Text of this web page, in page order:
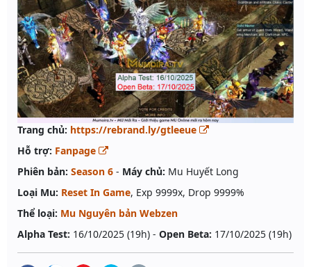
Trang chủ: https://rebrand.ly/gtleeue
Hỗ trợ: Fanpage
Phiên bản: Season 6 - Máy chủ: Mu Huyết Long
Loại Mu: Reset In Game, Exp 9999x, Drop 9999%
Thể loại: Mu Nguyên bản Webzen
Alpha Test: 16/10/2025 (19h) - Open Beta: 17/10/2025 (19h)